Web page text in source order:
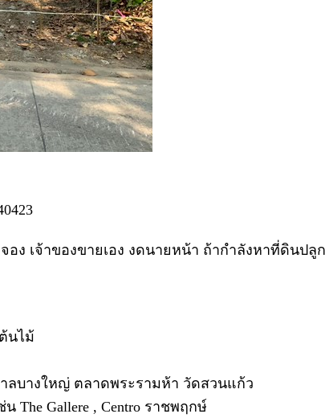
อง เจ้าของขายเอง งดนายหน้า ถ้ากำลังหาที่ดินป
นไม้
ลบางใหญ่ ตลาดพระรามห้า วัดสวนแก้ว
The Gallere , Centro ราชพฤกษ์